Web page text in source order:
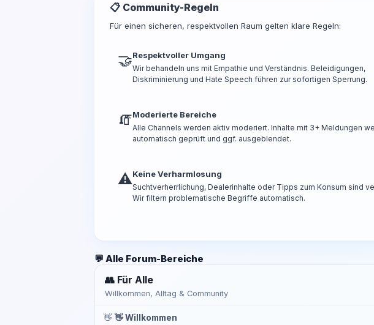
📋 Community-Regeln
Für einen sicheren, respektvollen Raum gelten klare Regeln:
🤝Respektvoller Umgang
Wir behandeln uns mit Empathie und Verständnis. Beleidigungen,
Diskriminierung und Hate Speech führen zur sofortigen Sperrung.
🧯Moderierte Bereiche
Alle Channels werden aktiv moderiert. Inhalte mit 3+ Meldungen
automatisch geprüft und ggf. ausgeblendet.
⚠️Keine Verharmlosung
Suchtverherrlichung, Dealerinhalte oder Tipps zum Konsum sind
Wir filtern problematische Begriffe automatisch.
💬 Alle Forum-Bereiche
👥 Für Alle
Willkommen, Alltag & Community
👋 👋 Willkommen